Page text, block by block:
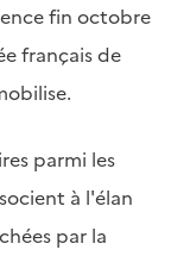
fin octobre
français de
parmi les
à l'élan
par la